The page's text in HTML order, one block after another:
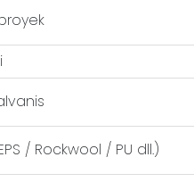
/ Rockwool / PU dll.)